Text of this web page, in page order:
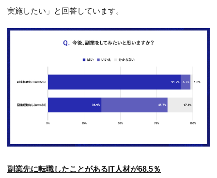
実施したい」と回答しています。
副業先に転職したことがあるIT人材が68.5％
副業経験のあるIT人材に、これまでに副業先（業務委託
元）の企業に転職をしたことがあるか尋ねたところ、「あ
る」との回答は68.5％、「ない」との回答は31.5％でし
た。また、副業先（業務委託元）の企業に転職をしたこと
が「ない」と答えたIT人材に、副業先に転職したいか尋ね
たところ、「分からない、機会があれば検討したい」の回
副業経験者が副業先への転職を検討していることが分かり